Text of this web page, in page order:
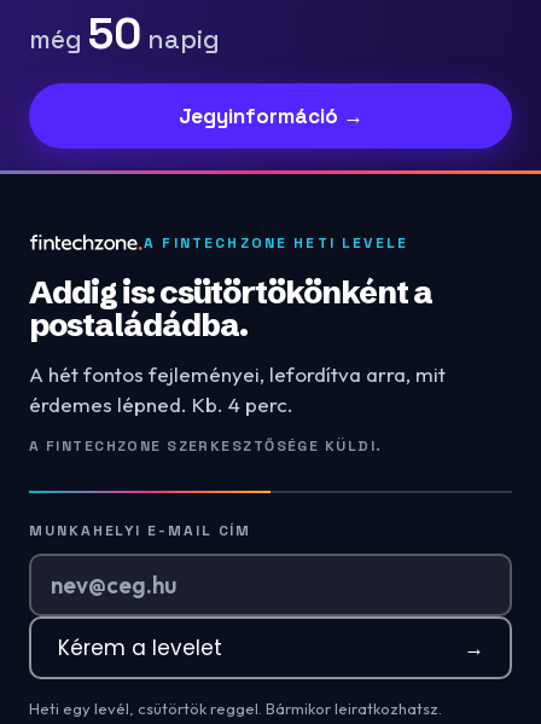
még 50 napig
Jegyinformáció →
A FINTECHZONE HETI LEVELE
Addig is: csütörtökönként a
postaládádba.
A hét fontos fejleményei, lefordítva arra, mit
érdemes lépned. Kb. 4 perc.
A FINTECHZONE SZERKESZTŐSÉGE KÜLDI.
MUNKAHELYI E-MAIL CÍM
Kérem a levelet →
Heti egy levél, csütörtök reggel. Bármikor leiratkozhatsz.